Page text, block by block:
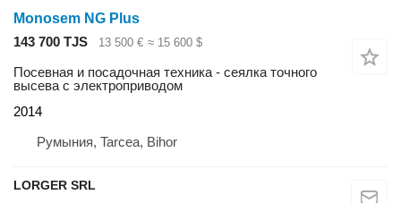
Monosem NG Plus
143 700 TJS
13 500 € ≈ 15 600 $
Посевная и посадочная техника - сеялка точного
высева с электроприводом
2014
Румыния, Tarcea, Bihor
LORGER SRL